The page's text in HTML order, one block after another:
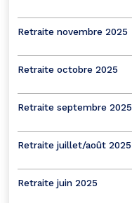
Retraite novembre 2025
Retraite octobre 2025
Retraite septembre 2025
Retraite juillet/août 2025
Retraite juin 2025